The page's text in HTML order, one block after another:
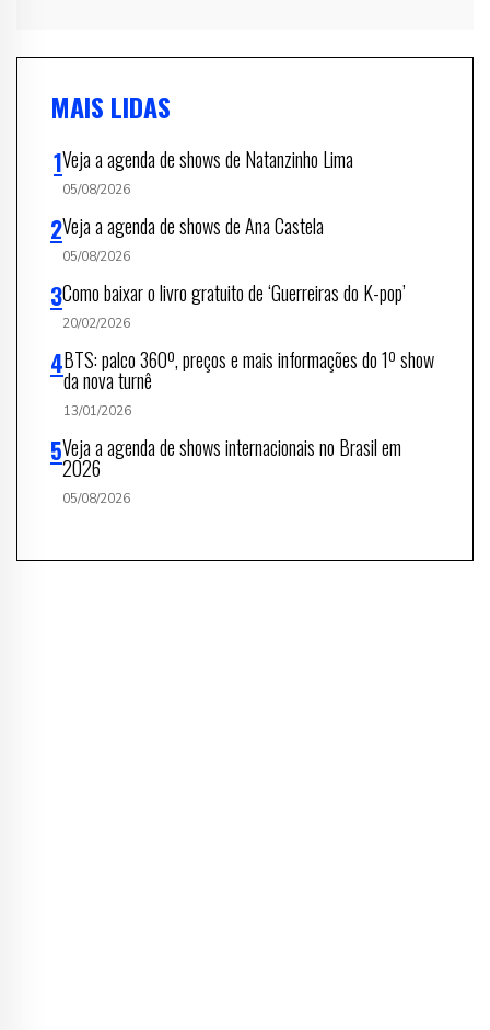
MAIS LIDAS
Veja a agenda de shows de Natanzinho Lima
05/08/2026
Veja a agenda de shows de Ana Castela
05/08/2026
Como baixar o livro gratuito de ‘Guerreiras do K-pop’
20/02/2026
BTS: palco 360º, preços e mais informações do 1º show
da nova turnê
13/01/2026
Veja a agenda de shows internacionais no Brasil em
2026
05/08/2026